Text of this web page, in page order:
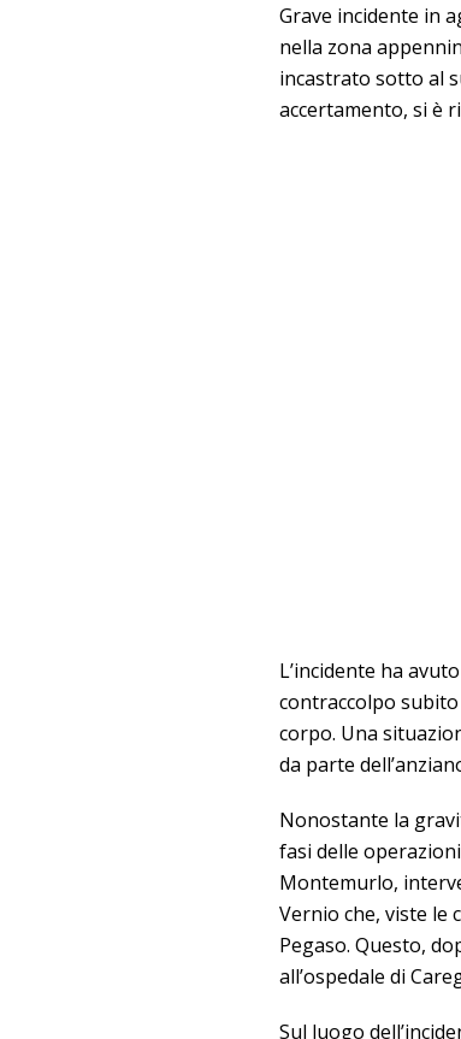
Grave incidente in
nella zona
incastrato sotto al
accertamento, si è
L’incidente ha
contraccolpo
corpo. Una
da parte
Nonostante la
fasi delle
Montemurlo,
Vernio che, viste le
Pegaso. Questo,
all’ospedale di
Sul luogo